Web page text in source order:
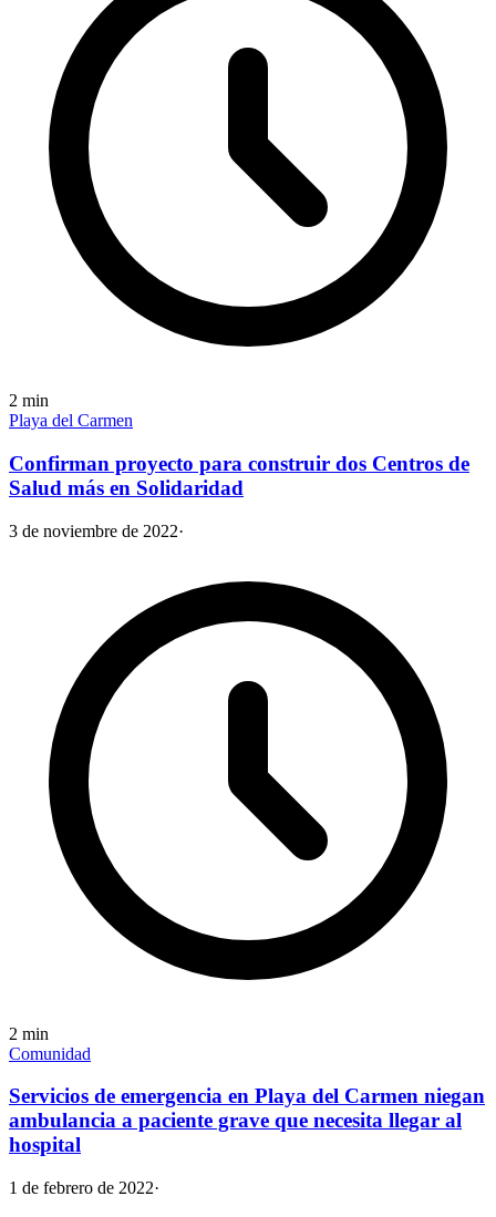
2 min
Playa del Carmen
Confirman proyecto para construir dos Centros de
Salud más en Solidaridad
3 de noviembre de 2022·
2 min
Comunidad
Servicios de emergencia en Playa del Carmen niegan
ambulancia a paciente grave que necesita llegar al
hospital
1 de febrero de 2022·